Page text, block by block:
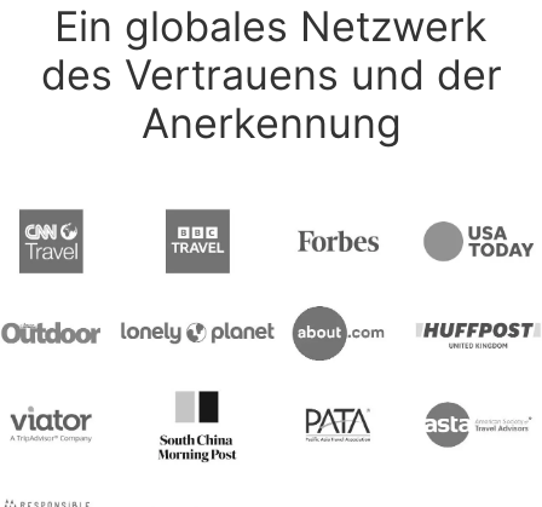
Ein globales Netzwerk
des Vertrauens und der
Anerkennung